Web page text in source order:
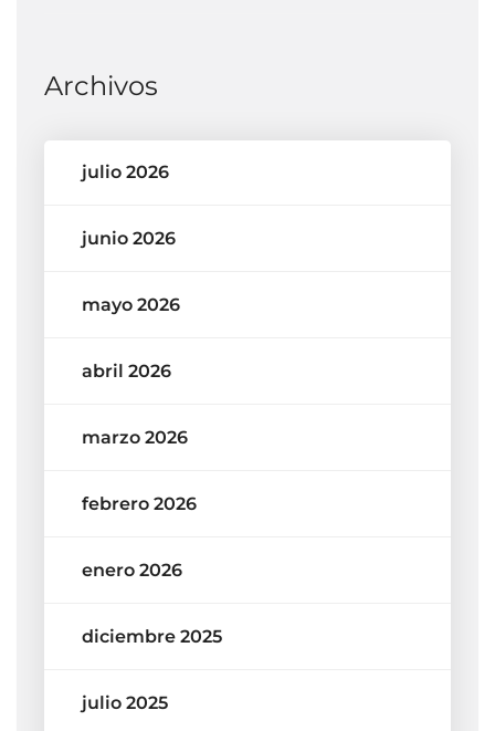
Archivos
julio 2026
junio 2026
mayo 2026
abril 2026
marzo 2026
febrero 2026
enero 2026
diciembre 2025
julio 2025